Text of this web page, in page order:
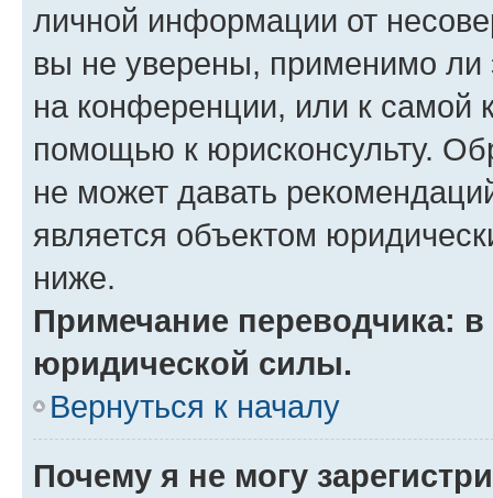
личной информации от
вы не уверены, применимо ли
на конференции, или к самой
помощью к юрисконсульту.
не может давать
является объектом
ниже.
Примечание переводчика:
юридической силы.
Вернуться к началу
Почему я не могу